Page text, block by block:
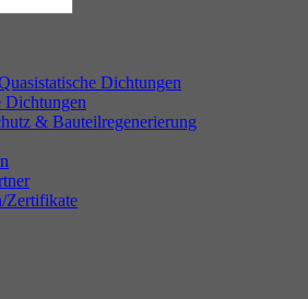
Dichtungen
Dichtungen
& Bauteilregenerierung
Zertifikate